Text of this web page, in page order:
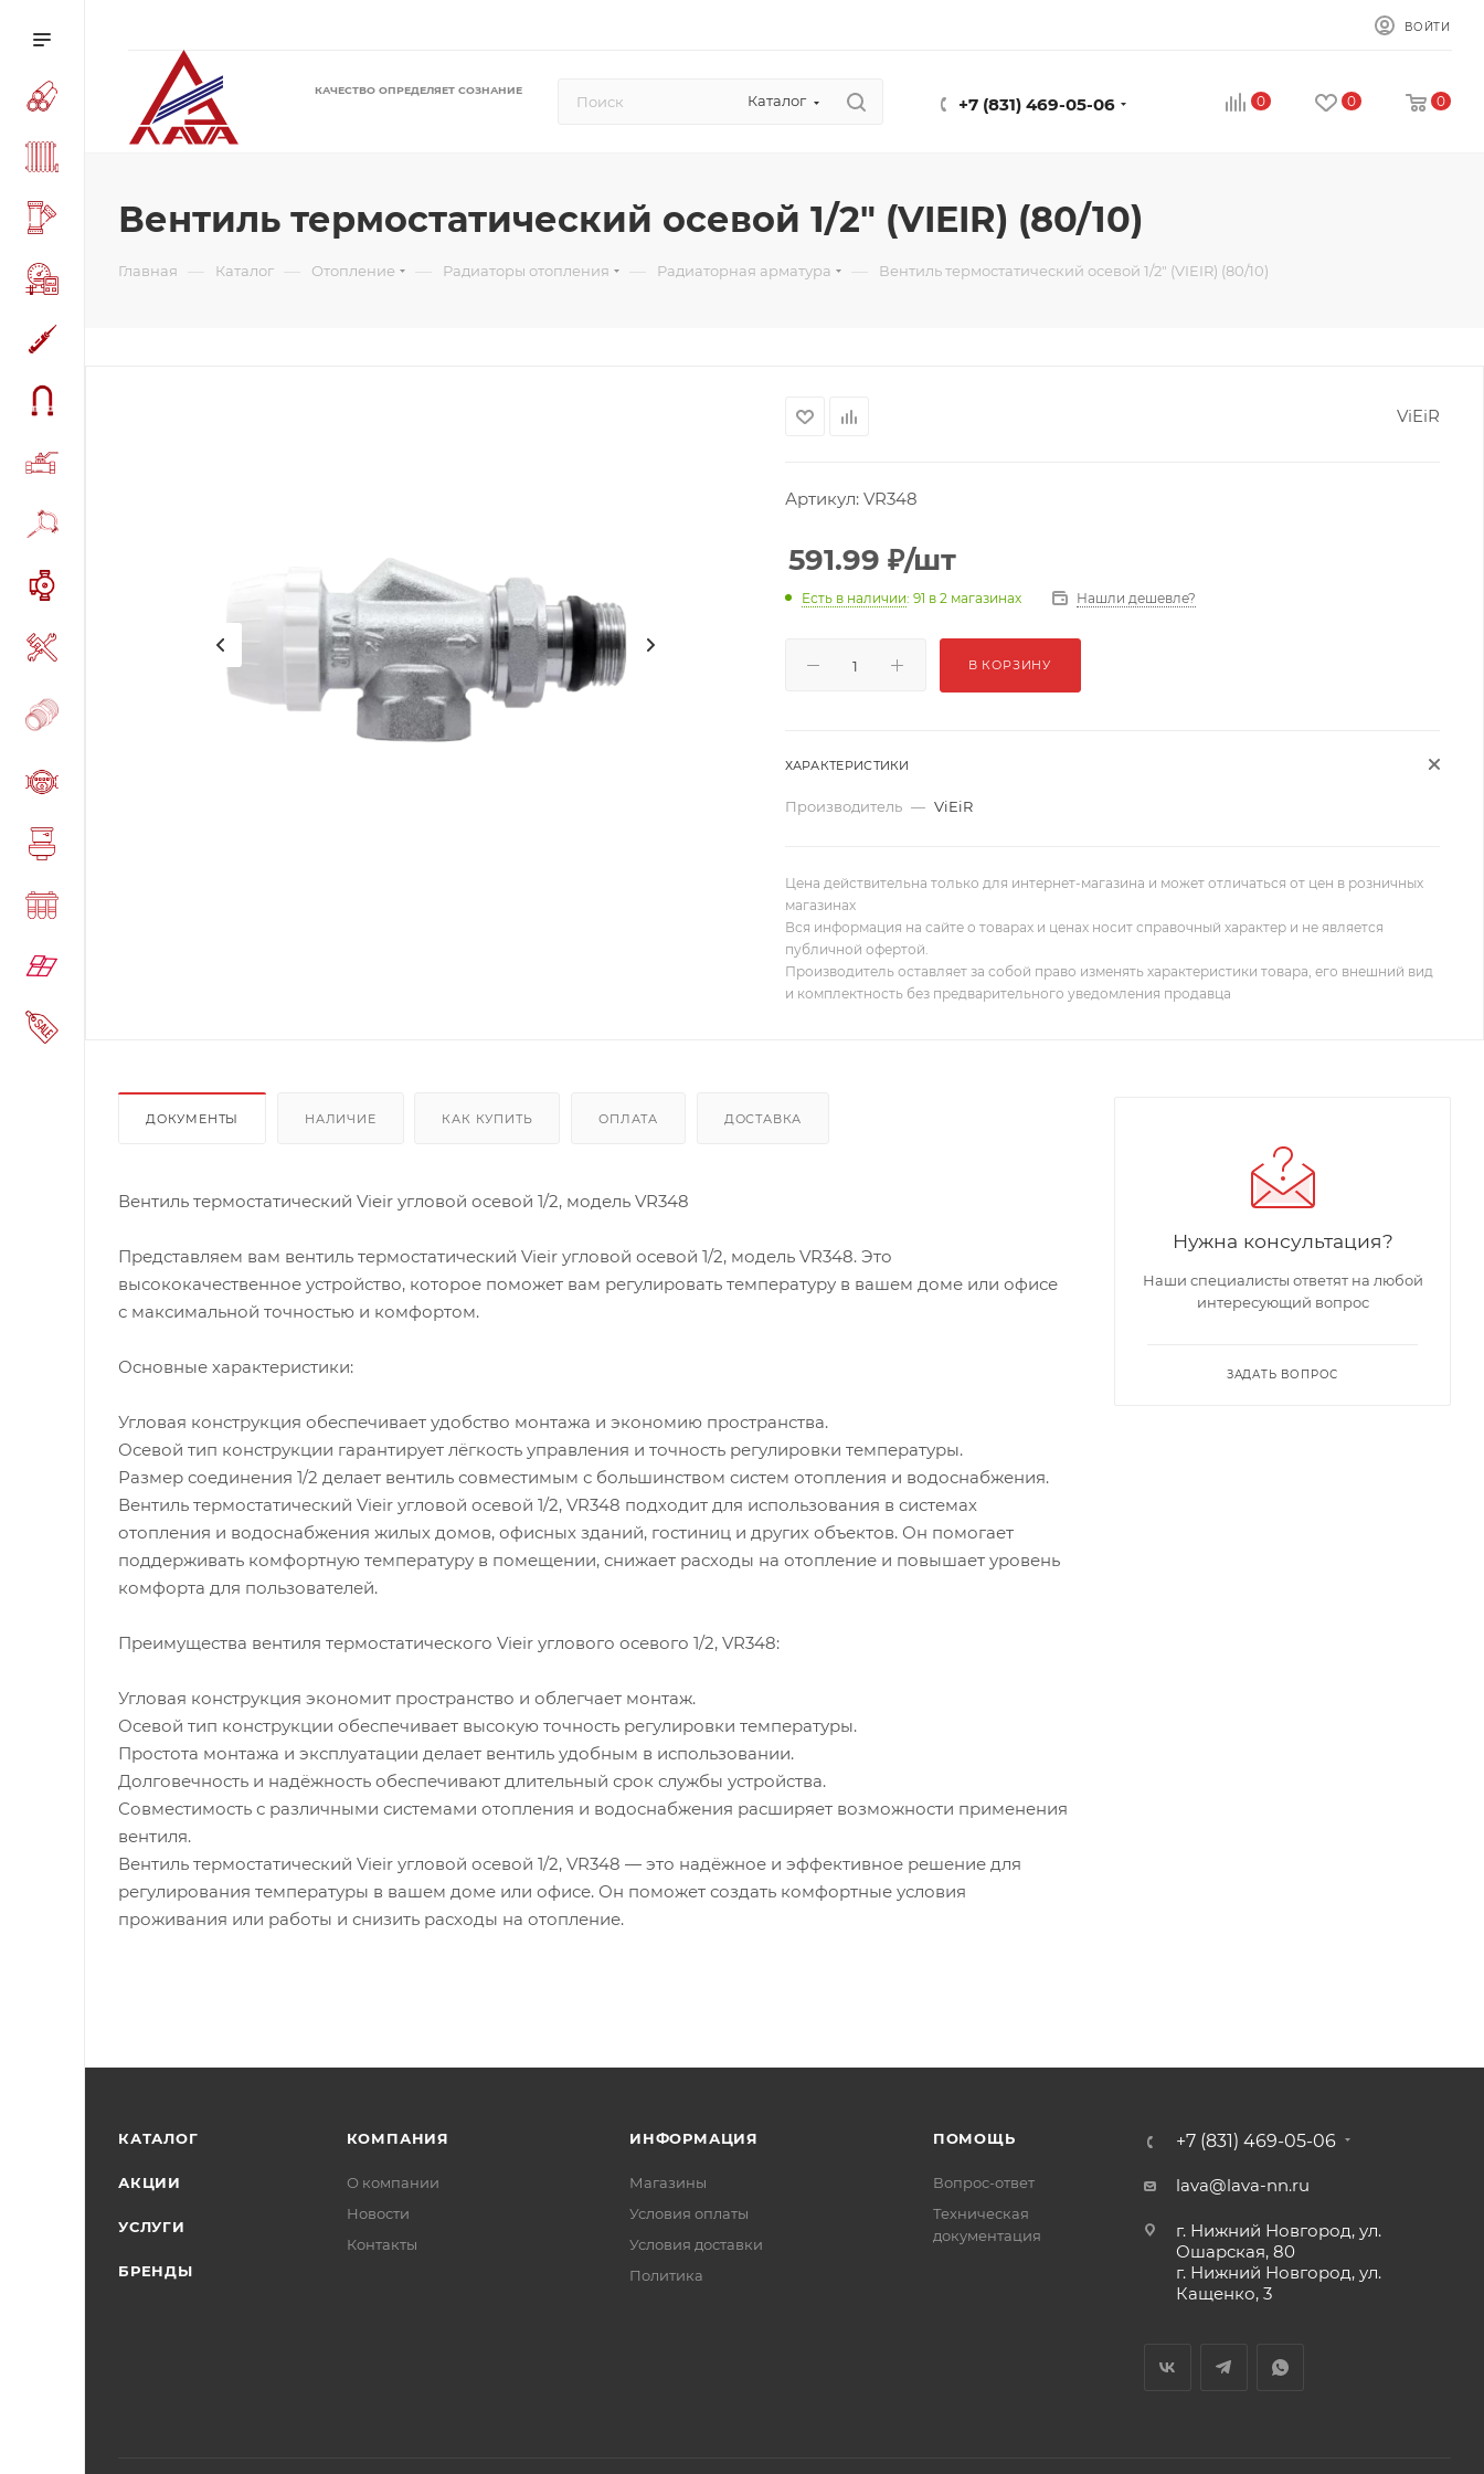
ВОЙТИ
КАЧЕСТВО ОПРЕДЕЛЯЕТ СОЗНАНИЕ
Каталог +7 (831) 469-05-06 0 0 0
Вентиль термостатический осевой 1/2" (VIEIR) (80/10)
Главная — Каталог — Отопление — Радиаторы отопления — Радиаторная арматура — Вентиль термостатический осевой 1/2" (VIEIR) (80/10)
ViEiR
Артикул: VR348
591.99 ₽/шт
Есть в наличии: 91 в 2 магазинах Нашли дешевле?
В КОРЗИНУ
ХАРАКТЕРИСТИКИ
Производитель — ViEiR
Цена действительна только для интернет-магазина и может отличаться от цен в розничных
магазинах
Вся информация на сайте о товарах и ценах носит справочный характер и не является
публичной офертой.
Производитель оставляет за собой право изменять характеристики товара, его внешний вид
и комплектность без предварительного уведомления продавца
ДОКУМЕНТЫ НАЛИЧИЕ КАК КУПИТЬ ОПЛАТА ДОСТАВКА
Вентиль термостатический Vieir угловой осевой 1/2, модель VR348
Представляем вам вентиль термостатический Vieir угловой осевой 1/2, модель VR348. Это
высококачественное устройство, которое поможет вам регулировать температуру в вашем доме или офисе
с максимальной точностью и комфортом.
Основные характеристики:
Угловая конструкция обеспечивает удобство монтажа и экономию пространства.
Осевой тип конструкции гарантирует лёгкость управления и точность регулировки температуры.
Размер соединения 1/2 делает вентиль совместимым с большинством систем отопления и водоснабжения.
Вентиль термостатический Vieir угловой осевой 1/2, VR348 подходит для использования в системах
отопления и водоснабжения жилых домов, офисных зданий, гостиниц и других объектов. Он помогает
поддерживать комфортную температуру в помещении, снижает расходы на отопление и повышает уровень
комфорта для пользователей.
Преимущества вентиля термостатического Vieir углового осевого 1/2, VR348:
Угловая конструкция экономит пространство и облегчает монтаж.
Осевой тип конструкции обеспечивает высокую точность регулировки температуры.
Простота монтажа и эксплуатации делает вентиль удобным в использовании.
Долговечность и надёжность обеспечивают длительный срок службы устройства.
Совместимость с различными системами отопления и водоснабжения расширяет возможности применения
вентиля.
Вентиль термостатический Vieir угловой осевой 1/2, VR348 — это надёжное и эффективное решение для
регулирования температуры в вашем доме или офисе. Он поможет создать комфортные условия
проживания или работы и снизить расходы на отопление.
Нужна консультация?
Наши специалисты ответят на любой
интересующий вопрос
ЗАДАТЬ ВОПРОС
КАТАЛОГ
АКЦИИ
УСЛУГИ
БРЕНДЫ
КОМПАНИЯ
О компании
Новости
Контакты
ИНФОРМАЦИЯ
Магазины
Условия оплаты
Условия доставки
Политика
ПОМОЩЬ
Вопрос-ответ
Техническая
документация
+7 (831) 469-05-06
lava@lava-nn.ru
г. Нижний Новгород, ул.
Ошарская, 80
г. Нижний Новгород, ул.
Кащенко, 3